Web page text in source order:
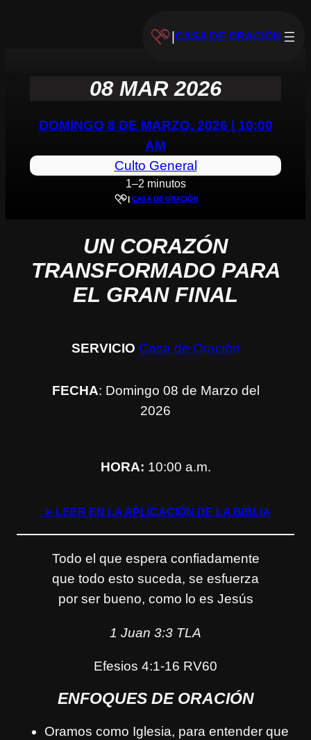
|CASA DE ORACIÓN
08 MAR 2026
DOMINGO 8 DE MARZO, 2026 | 10:00
AM
Culto General
1–2 minutos
| CASA DE ORACIÓN
UN CORAZÓN
TRANSFORMADO PARA
EL GRAN FINAL
SERVICIO Casa de Oración
FECHA: Domingo 08 de Marzo del
2026
HORA: 10:00 a.m.
➤ LEER EN LA APLICACIÓN DE LA BIBLIA
Todo el que espera confiadamente
que todo esto suceda, se esfuerza
por ser bueno, como lo es Jesús
1 Juan 3:3 TLA
Efesios 4:1-16 RV60
ENFOQUES DE ORACIÓN
Oramos como Iglesia, para entender que